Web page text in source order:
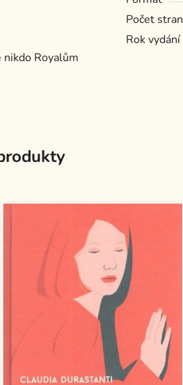
Royalům
Počet stran
Rok vydání